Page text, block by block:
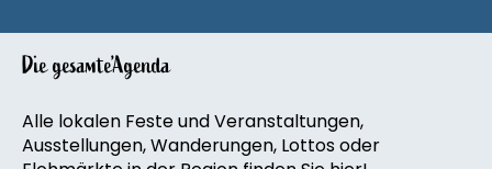
Die gesamte’Agenda
Alle lokalen Feste und Veranstaltungen,
Ausstellungen, Wanderungen, Lottos oder